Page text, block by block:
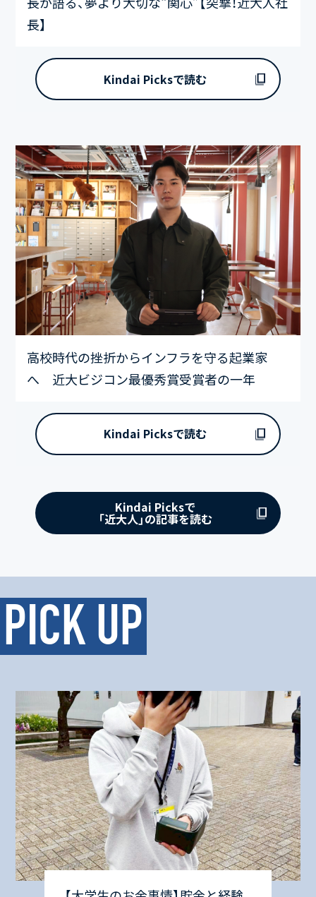
長】
Kindai Picksで読む
高校時代の挫折からインフラを守る起業家
へ 近大ビジコン最優秀賞受賞者の一年
Kindai Picksで読む
Kindai Picksで
「近大人」の記事を読む
PICK UP